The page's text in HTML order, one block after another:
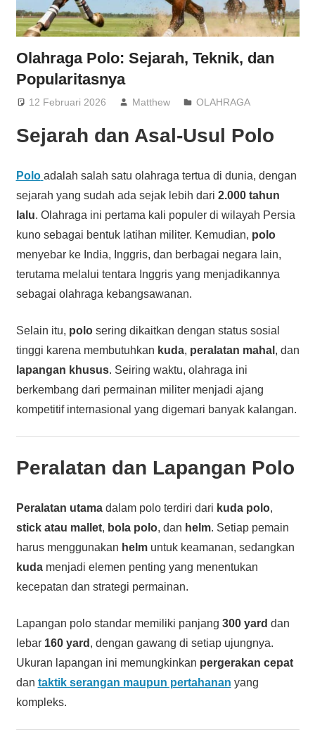
Olahraga Polo: Sejarah, Teknik, dan
Popularitasnya
12 Februari 2026 Matthew OLAHRAGA
Sejarah dan Asal-Usul Polo
Polo adalah salah satu olahraga tertua di dunia, dengan
sejarah yang sudah ada sejak lebih dari 2.000 tahun
lalu. Olahraga ini pertama kali populer di wilayah Persia
kuno sebagai bentuk latihan militer. Kemudian, polo
menyebar ke India, Inggris, dan berbagai negara lain,
terutama melalui tentara Inggris yang menjadikannya
sebagai olahraga kebangsawanan.
Selain itu, polosering dikaitkan dengan status sosial
tinggi karena membutuhkan kuda, peralatan mahal , dan
lapangan khusus. Seiring waktu, olahraga ini
berkembang dari permainan militer menjadi ajang
kompetitif internasional yang digemari banyak kalangan.
Peralatan dan Lapangan Polo
Peralatan utamadalam polo terdiri dari kuda polo,
stick atau mallet, bola polo, dan helm. Setiap pemain
harus menggunakan helmuntuk keamanan, sedangkan
kudamenjadi elemen penting yang menentukan
kecepatan dan strategi permainan.
Lapangan polo standar memiliki panjang 300 yard dan
lebar 160 yard , dengan gawang di setiap ujungnya.
Ukuran lapangan ini memungkinkan pergerakan cepat
dan taktik serangan maupun pertahanan yang
kompleks.